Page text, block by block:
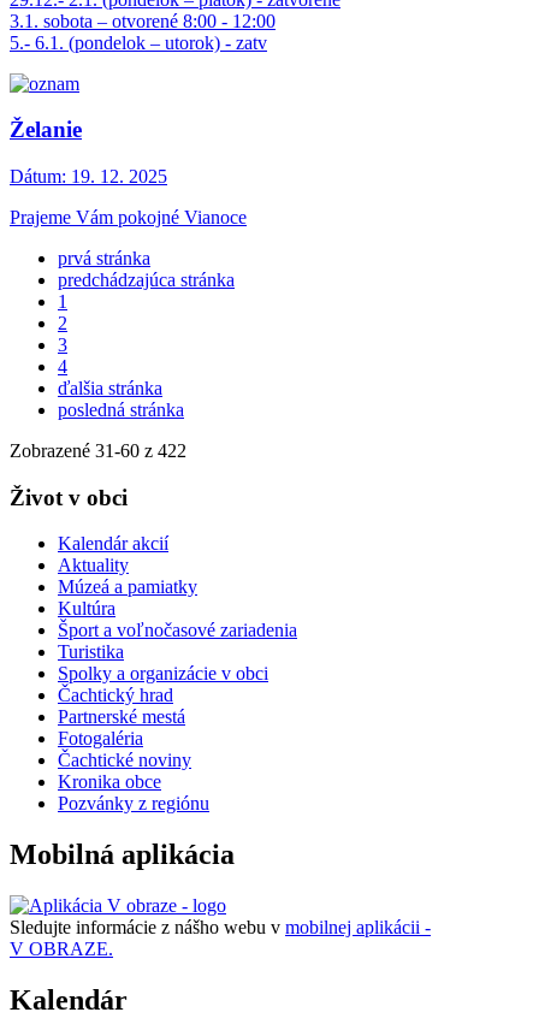
3.1. sobota – otvorené 8:00 - 12:00
5.- 6.1. (pondelok – utorok) - zatv
Želanie
Dátum: 19. 12. 2025
Prajeme Vám pokojné Vianoce
prvá stránka
predchádzajúca stránka
1
2
3
4
ďalšia stránka
posledná stránka
Zobrazené 31-60 z 422
Život v obci
Kalendár akcií
Aktuality
Múzeá a pamiatky
Kultúra
Šport a voľnočasové zariadenia
Turistika
Spolky a organizácie v obci
Čachtický hrad
Partnerské mestá
Fotogaléria
Čachtické noviny
Kronika obce
Pozvánky z regiónu
Mobilná aplikácia
Sledujte informácie z nášho webu v mobilnej aplikácii -
V OBRAZE.
Kalendár